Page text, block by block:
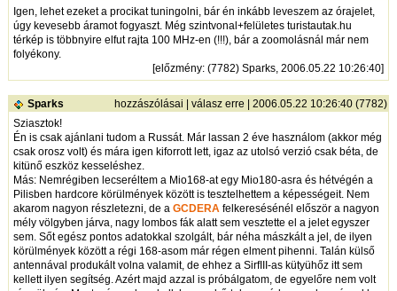
Igen, lehet ezeket a procikat tuningolni, bár én inkább leveszem az órajelet,
úgy kevesebb áramot fogyaszt. Még szintvonal+felületes turistautak.hu
térkép is többnyire elfut rajta 100 MHz-en (!!!), bár a zoomolásnál már nem
folyékony.
[előzmény: (7782) Sparks, 2006.05.22 10:26:40]
Sparks hozzászólásai válasz erre | 2006.05.22 10:26:40 (7782)
Sziasztok!
Én is csak ajánlani tudom a Russát. Már lassan 2 éve használom (akkor még
csak orosz volt) és mára igen kiforrott lett, igaz az utolsó verzió csak béta, de
kitünő eszköz kesseléshez.
Más: Nemrégiben lecseréltem a Mio168-at egy Mio180-asra és hétvégén a
Pilisben hardcore körülmények között is tesztelhettem a képességeit. Nem
akarom nagyon részletezni, de a GCDERAfelkeresésénél először a nagyon
mély völgyben járva, nagy lombos fák alatt sem vesztette el a jelet egyszer
sem. Sőt egész pontos adatokkal szolgált, bár néha mászkált a jel, de ilyen
körülmények között a régi 168-asom már régen elment pihenni. Talán külső
antennával produkált volna valamit, de ehhez a SirfIII-as kütyühőz itt sem
kellett ilyen segítség. Azért majd azzal is próbálgatom, de egyelőre nem volt